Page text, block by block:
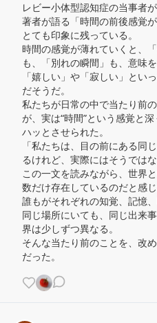
レビー小体型認知症の当事者が
著者が語る「時間の前後感覚
とても印象に残っている。
時間の感覚が薄れていくと、
も、「別れの瞬間」も、意味
「嬉しい」や「寂しい」とい
だそうだ。
私たちが日常の中で当たり前
が、実は“時間”という感覚と
ハッとさせられた。
「私たちは、目の前にある同
るけれど、実際にはそうでは
この一文を読みながら、世界
数だけ存在しているのだと感じ
誰もがそれぞれの知覚、記憶
同じ場所にいても、同じ出来
界は少しずつ異なる。
そんな当たり前のことを、改
だった。